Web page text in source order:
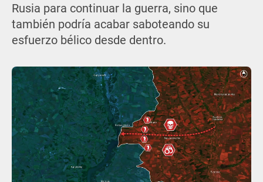
Rusia para continuar la guerra, sino que
también podría acabar saboteando su
esfuerzo bélico desde dentro.